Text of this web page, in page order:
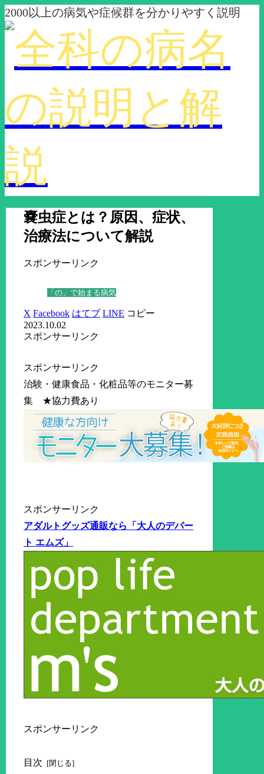
2000以上の病気や症候群を分かりやすく説明
嚢虫症とは？原因、症状、
治療法について解説
スポンサーリンク
「の」で始まる病気
X Facebook はてブ LINE コピー
2023.10.02
スポンサーリンク
スポンサーリンク
治験・健康食品・化粧品等のモニター募
集 ★協力費あり
スポンサーリンク
アダルトグッズ通販なら「大人のデパー
ト エムズ」
スポンサーリンク
目次